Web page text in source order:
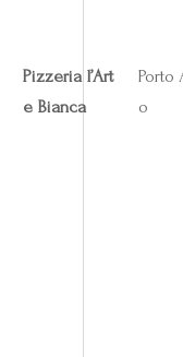
Pizzeria l’Art
e Bianca
Porto
o